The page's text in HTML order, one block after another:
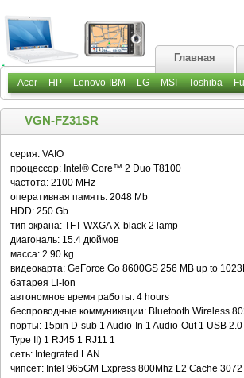
Главная
Acer HP Lenovo-IBM LG MSI Toshiba
VGN-FZ31SR
серия: VAIO
процессор: Intel® Core™ 2 Duo T8100
частота: 2100 MHz
оперативная память: 2048 Mb
HDD: 250 Gb
тип экрана: TFT WXGA X-black 2 lamp
диагональ: 15.4 дюймов
масса: 2.90 kg
видеокарта: GeForce Go 8600GS 256 MB up to
батарея Li-ion
автономное время работы: 4 hours
беспроводные коммуникации: Bluetooth Wireless
порты: 15pin D-sub 1 Audio-In 1 Audio-Out 1 USB
Type II) 1 RJ45 1 RJ11 1
сеть: Integrated LAN
чипсет: Intel 965GM Express 800Mhz L2 Cache 3072